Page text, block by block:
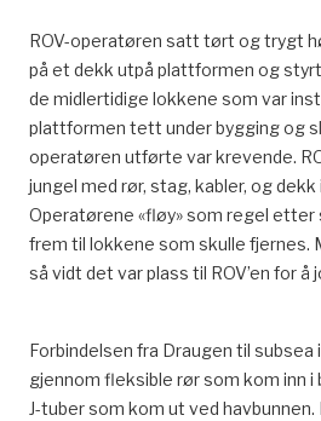
ROV-operatøren satt tørt og trygt
på et dekk utpå plattformen og
de midlertidige lokkene som var
plattformen tett under bygging og
operatøren utførte var krevende.
jungel med rør, stag, kabler, og
Operatørene «fløy» som regel etter
frem til lokkene som skulle fjernes.
så vidt det var plass til ROV’en for å
Forbindelsen fra Draugen til
gjennom fleksible rør som kom inn
J-tuber som kom ut ved